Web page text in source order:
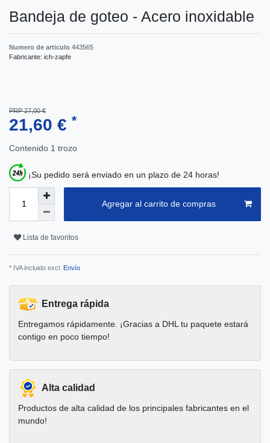
Bandeja de goteo - Acero inoxidable
Numero de articulo 443565
Fabricante: ich-zapfe
PRP 27,00 €
21,60 € *
Contenido 1 trozo
¡Su pedido será enviado en un plazo de 24 horas!
Agregar al carrito de compras
Lista de favoritos
* IVA incluido excl. Envío
Entrega rápida
Entregamos rápidamente. ¡Gracias a DHL tu paquete estará
contigo en poco tiempo!
Alta calidad
Productos de alta calidad de los principales fabricantes en el
mundo!